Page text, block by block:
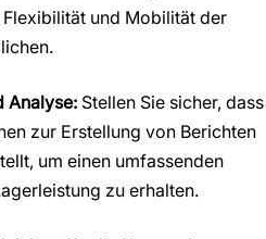
und Mobilität der
Analyse: Stellen Sie sicher, dass
zur Erstellung von Berichten
um einen umfassenden
zu erhalten.